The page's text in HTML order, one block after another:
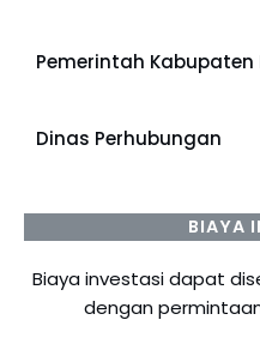
Pemerintah Kabupaten
Dinas Perhubungan
BIAYA
Biaya investasi dapat
dengan